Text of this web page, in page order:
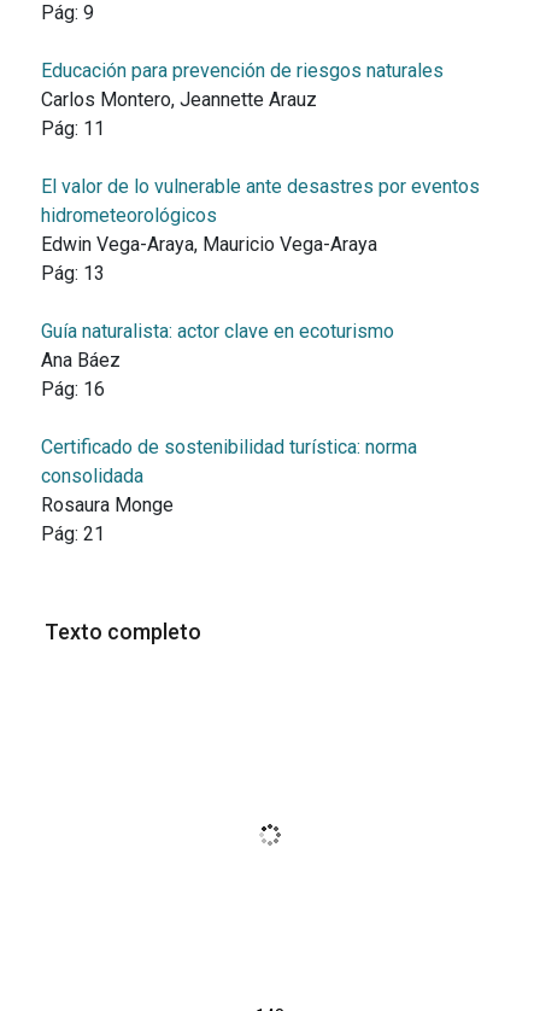
Pág: 9
Educación para prevención de riesgos naturales
Carlos Montero, Jeannette Arauz
Pág: 11
El valor de lo vulnerable ante desastres por eventos
hidrometeorológicos
Edwin Vega-Araya, Mauricio Vega-Araya
Pág: 13
Guía naturalista: actor clave en ecoturismo
Ana Báez
Pág: 16
Certificado de sostenibilidad turística: norma
consolidada
Rosaura Monge
Pág: 21
Texto completo